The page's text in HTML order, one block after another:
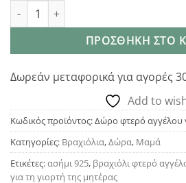
Iridizon βραχιόλι φτερό αγγέλου
ΠΡΟΣΘΉΚΗ ΣΤΟ
Δωρεάν μεταφορικά για αγορές
Add to
Κωδικός προϊόντος:Δώρο φτερό αγγέλου
Κατηγορίες: Βραχιόλια,Δώρα, Μαμά
Ετικέτες:ασήμι 925, βραχιόλι φτερό
για τη γιορτή της μητέρας